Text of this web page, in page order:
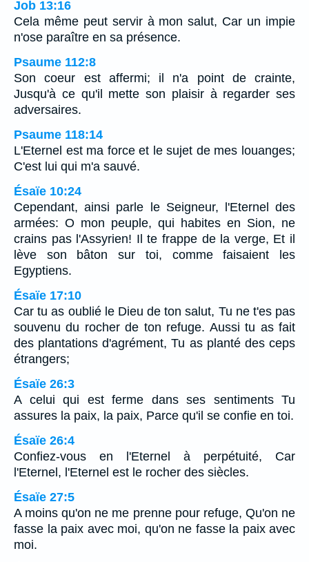
Job 13:16
Cela même peut servir à mon salut, Car un impie
n'ose paraître en sa présence.
Psaume 112:8
Son coeur est affermi; il n'a point de crainte,
Jusqu'à ce qu'il mette son plaisir à regarder ses
adversaires.
Psaume 118:14
L'Eternel est ma force et le sujet de mes louanges;
C'est lui qui m'a sauvé.
Ésaïe 10:24
Cependant, ainsi parle le Seigneur, l'Eternel des
armées: O mon peuple, qui habites en Sion, ne
crains pas l'Assyrien! Il te frappe de la verge, Et il
lève son bâton sur toi, comme faisaient les
Egyptiens.
Ésaïe 17:10
Car tu as oublié le Dieu de ton salut, Tu ne t'es pas
souvenu du rocher de ton refuge. Aussi tu as fait
des plantations d'agrément, Tu as planté des ceps
étrangers;
Ésaïe 26:3
A celui qui est ferme dans ses sentiments Tu
assures la paix, la paix, Parce qu'il se confie en toi.
Ésaïe 26:4
Confiez-vous en l'Eternel à perpétuité, Car
l'Eternel, l'Eternel est le rocher des siècles.
Ésaïe 27:5
A moins qu'on ne me prenne pour refuge, Qu'on ne
fasse la paix avec moi, qu'on ne fasse la paix avec
moi.